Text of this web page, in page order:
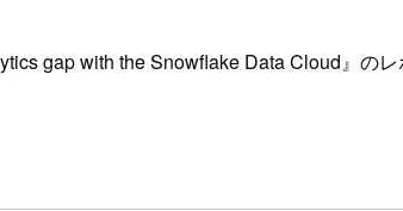
gap with the Snowflake Data Cloud』のレ